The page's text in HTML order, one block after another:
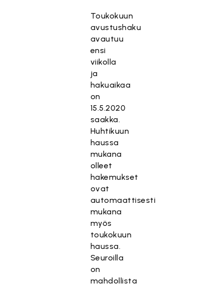
Toukokuun
avustushaku
avautuu
ensi
viikolla
ja
hakuaikaa
on
15.5.2020
saakka.
Huhtikuun
haussa
mukana
olleet
hakemukset
ovat
automaattisesti
mukana
myös
toukokuun
haussa.
Seuroilla
on
mahdollista